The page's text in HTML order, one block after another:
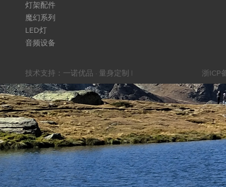
灯架配件
魔幻系列
LED灯
音频设备
技术支持： 一诺优品 · 量身定制 | 浙ICP